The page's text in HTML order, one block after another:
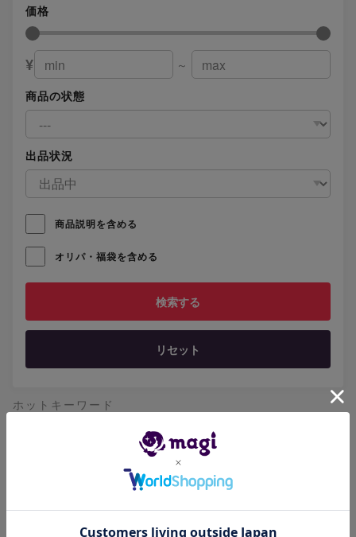
価格
¥
～
商品の状態
出品状況
商品説明を含める
オリパ・福袋を含める
リセット
ホットキーワード
真気楼と誠偽感の決断
アーテル・ゴルギーニ